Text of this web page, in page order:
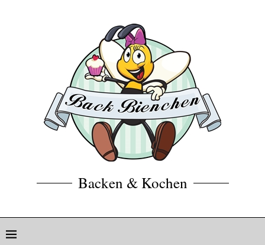
Backen & Kochen